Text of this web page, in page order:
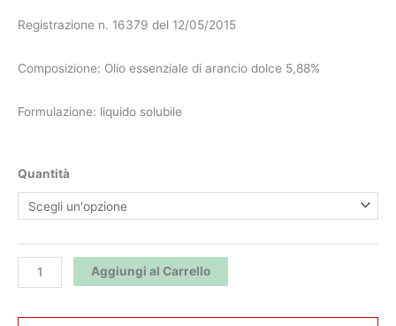
Registrazione n. 16379 del 12/05/2015
Composizione: Olio essenziale di arancio dolce 5,88%
Formulazione: liquido solubile
Quantità
Prev-
Am
Plus
Ascenza
Aggiungi al Carrello